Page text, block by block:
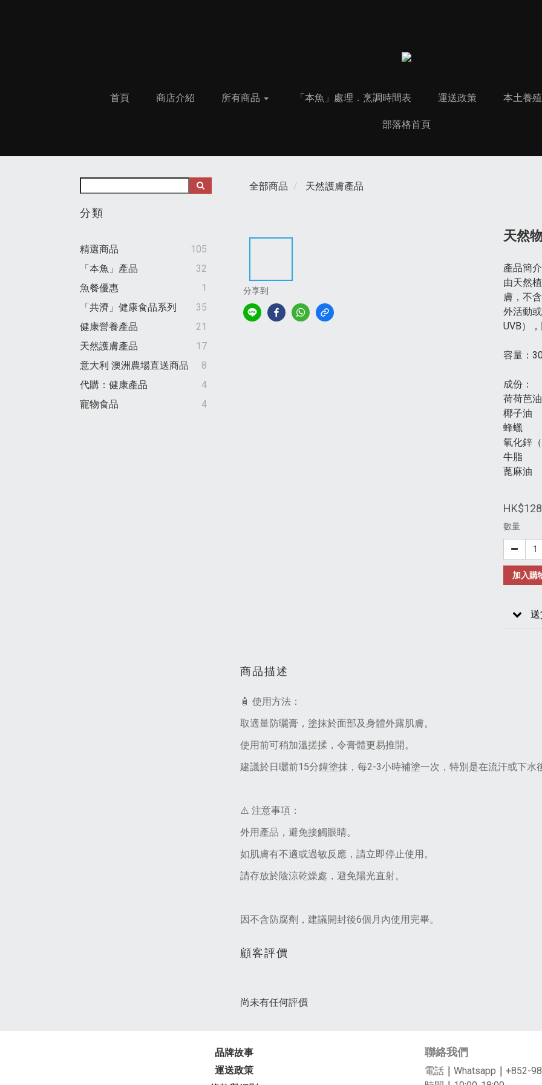
首頁 商店介紹 所有商品 「本魚」處理．烹調時間表 運送政策 本土養
部落格首頁
分類
精選商品
105
「本魚」產品
32
魚餐優惠
1
「共濟」健康食品系列
35
健康營養產品
21
天然護膚產品
17
意大利 澳洲農場直送商品
8
代購：健康產品
4
寵物食品
4
全部商品 天然護膚產品
分享到
天然
產品簡介
由天然
膚，不
外活動
UVB）
容量：
成份：
荷荷芭油
椰子油
蜂蠟
氧化鋅
牛脂
蓖麻油
數量
加入購
商品描述
🧴 使用方法：
取適量防曬膏，塗抹於面部及身體外露肌膚。
使用前可稍加溫搓揉，令膏體更易推開。
建議於日曬前15分鐘塗抹，每2-3小時補塗一次，特別是在流汗或下水
⚠️ 注意事項：
外用產品，避免接觸眼睛。
如肌膚有不適或過敏反應，請立即停止使用。
請存放於陰涼乾燥處，避免陽光直射。
因不含防腐劑，建議開封後6個月內使用完畢。
顧客評價
尚未有任何評價
品牌故事
運送政策
聯絡我們
電話 ｜ Whatsapp ｜ +852-